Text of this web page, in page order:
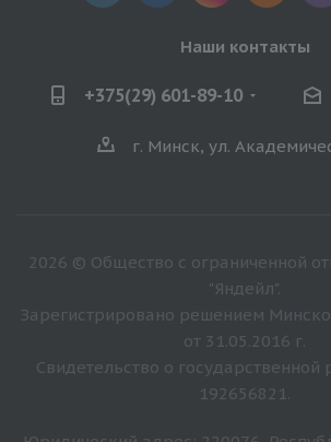
Наши контакты
+375(29) 601-89-10
г. Минск, ул.
2026 © Общество с ограниченной
"Яндейл".
Зарегистрировано решением
от 31.05.2016 г.
Свидетельство о
192656821.